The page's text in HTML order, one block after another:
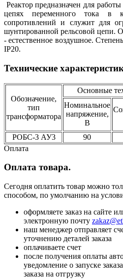
Реактор предназначен для
цепях переменного тока в
сопротивлений и служит для
шунтированной рельсовой цепи.
- естественное воздушное.
IP20.
Технические
Обозначение,
тип
трансформатора
Основные
Номинальное
напряжение,
В
РОБС-3 АУ3 90
Оплата
Оплата товара.
Сегодня оплатить товар можно
способом, по умолчанию на
оформляете заказ на сайте
электронную почту
наш менеджер отправляет
уточнению деталей заказа
оплачиваете счет
после получения оплаты
уведомление о запуске
заказа на отгрузку